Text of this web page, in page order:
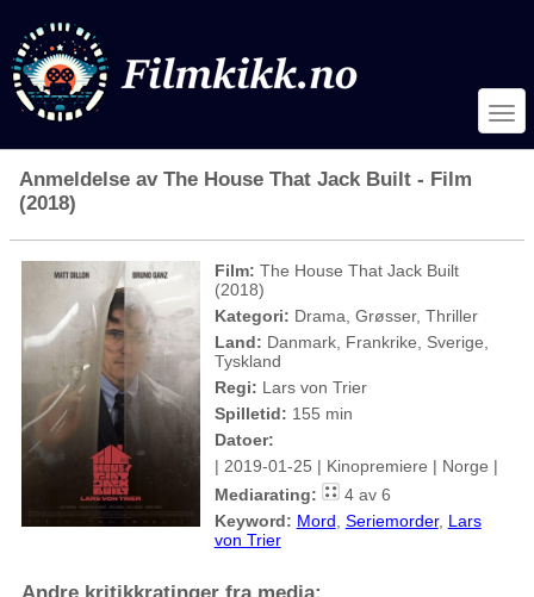
Anmeldelse av The House That Jack Built - Film
(2018)
Film: The House That Jack Built
(2018)
Kategori: Drama, Grøsser, Thriller
Land: Danmark, Frankrike, Sverige,
Tyskland
Regi: Lars von Trier
Spilletid: 155 min
Datoer:
| 2019-01-25 | Kinopremiere | Norge |
Mediarating:
4 av 6
Keyword: Mord Seriemorder, Lars
von Trier